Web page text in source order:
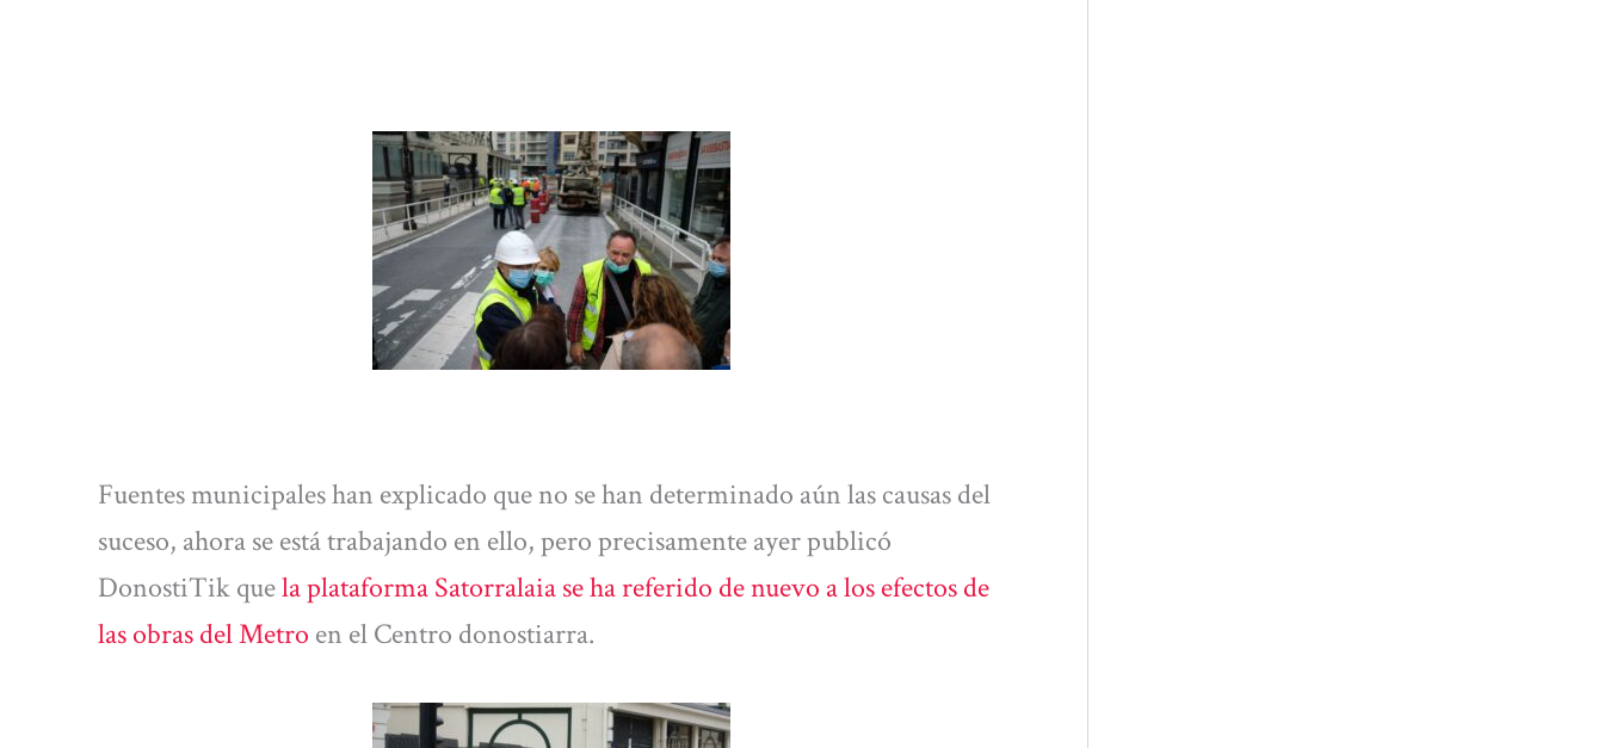
Fuentes municipales han explicado que no se han determinado aún las causas del
suceso, ahora se está trabajando en ello, pero precisamente ayer publicó
DonostiTik quela plataforma Satorralaia se ha referido de nuevo a los efectos de
las obras del Metro en el Centro donostiarra.